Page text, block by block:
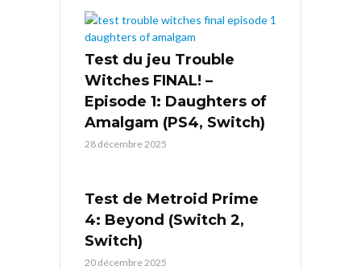
Test du jeu Trouble
Witches FINAL! –
Episode 1: Daughters of
Amalgam (PS4, Switch)
28 décembre 2025
Test de Metroid Prime
4: Beyond (Switch 2,
Switch)
20 décembre 2025